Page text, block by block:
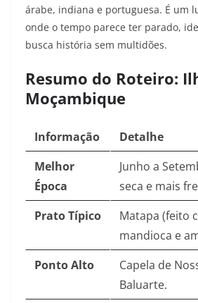
árabe, indiana e portuguesa. É um
onde o tempo parece ter parado,
busca história sem multidões.
Resumo do Roteiro:
Moçambique
Informação
Detalhe
Melhor
Época
Junho a
seca e mais
Prato Típico
Matapa (feito
mandioca e
Ponto Alto
Capela de
Baluarte.